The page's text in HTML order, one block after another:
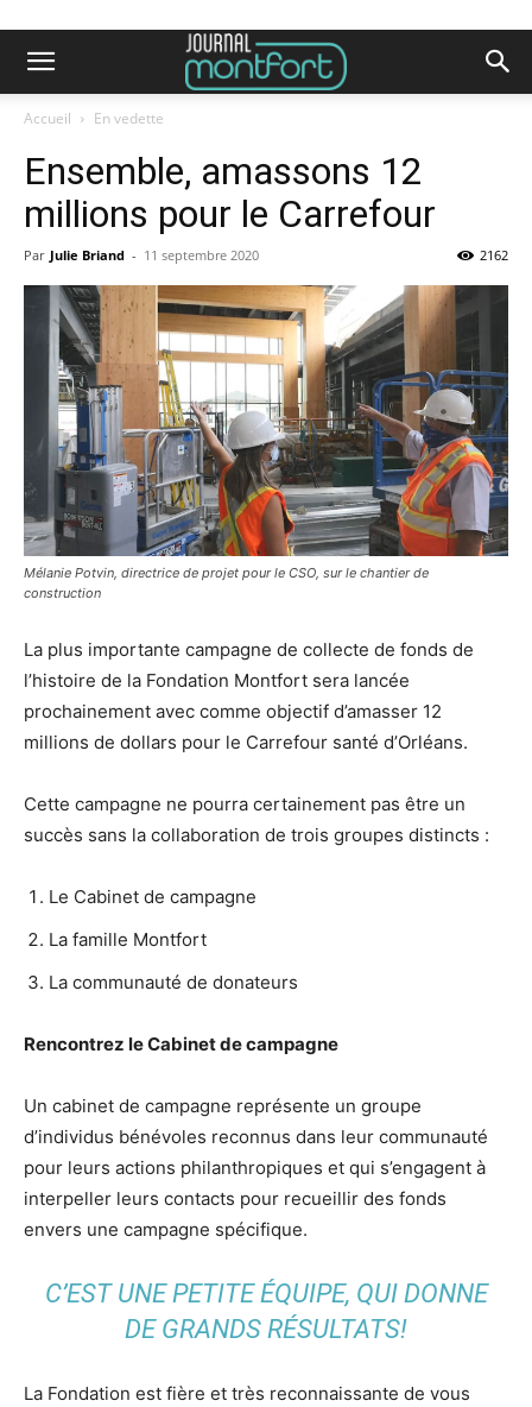
Accueil En vedette
Ensemble, amassons 12
millions pour le Carrefour
Par Julie Briand - 11 septembre 2020 2162
Mélanie Potvin, directrice de projet pour le CSO, sur le chantier de
construction
La plus importante campagne de collecte de fonds de
l’histoire de la Fondation Montfort sera lancée
prochainement avec comme objectif d’amasser 12
millions de dollars pour le Carrefour santé d’Orléans.
Cette campagne ne pourra certainement pas être un
succès sans la collaboration de trois groupes distincts :
Le Cabinet de campagne
La famille Montfort
La communauté de donateurs
Rencontrez le Cabinet de campagne
Un cabinet de campagne représente un groupe
d’individus bénévoles reconnus dans leur communauté
pour leurs actions philanthropiques et qui s’engagent à
interpeller leurs contacts pour recueillir des fonds
envers une campagne spécifique.
C’EST UNE PETITE ÉQUIPE, QUI DONNE
DE GRANDS RÉSULTATS!
La Fondation est fière et très reconnaissante de vous